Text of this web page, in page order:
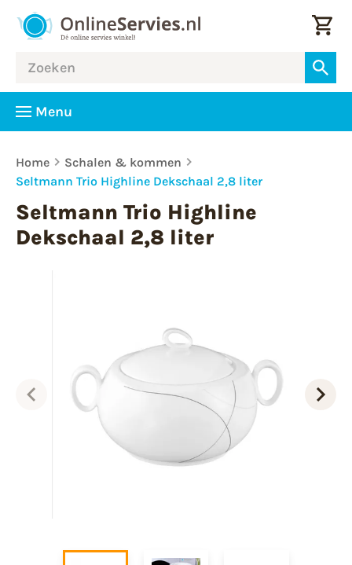
Menu
Home
Schalen & kommen
Seltmann Trio Highline Dekschaal 2,8 liter
Seltmann Trio Highline
Dekschaal 2,8 liter